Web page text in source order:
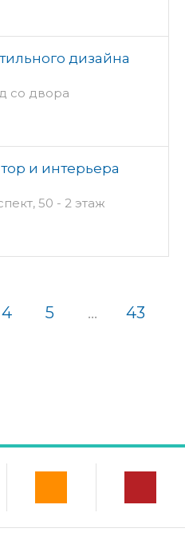
дизайна
со двора
и интерьера
50 - 2 этаж
4 5 ... 43